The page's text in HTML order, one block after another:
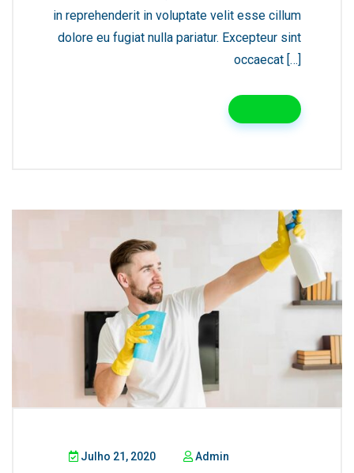
in reprehenderit in voluptate velit esse cillum
dolore eu fugiat nulla pariatur. Excepteur sint
occaecat […]
Julho 21, 2020
Admin